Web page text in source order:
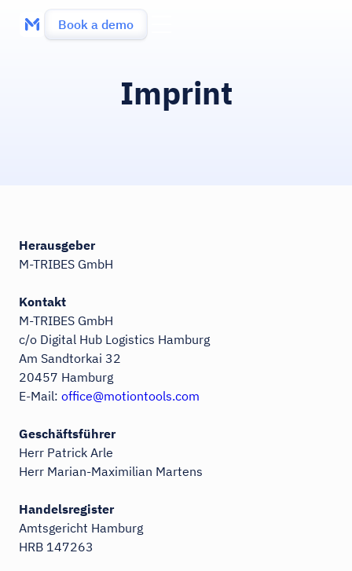
Book a demo
Imprint
Herausgeber
M-TRIBES GmbH
Kontakt
M-TRIBES GmbH
c/o Digital Hub Logistics Hamburg
Am Sandtorkai 32
20457 Hamburg
E-Mail: office@motiontools.com
Geschäftsführer
Herr Patrick Arle
Herr Marian-Maximilian Martens
Handelsregister
Amtsgericht Hamburg
HRB 147263